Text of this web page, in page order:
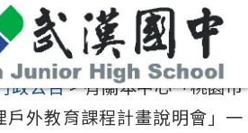
政公告>有關本中心「桃園市
戶外教育課程計畫說明會」一